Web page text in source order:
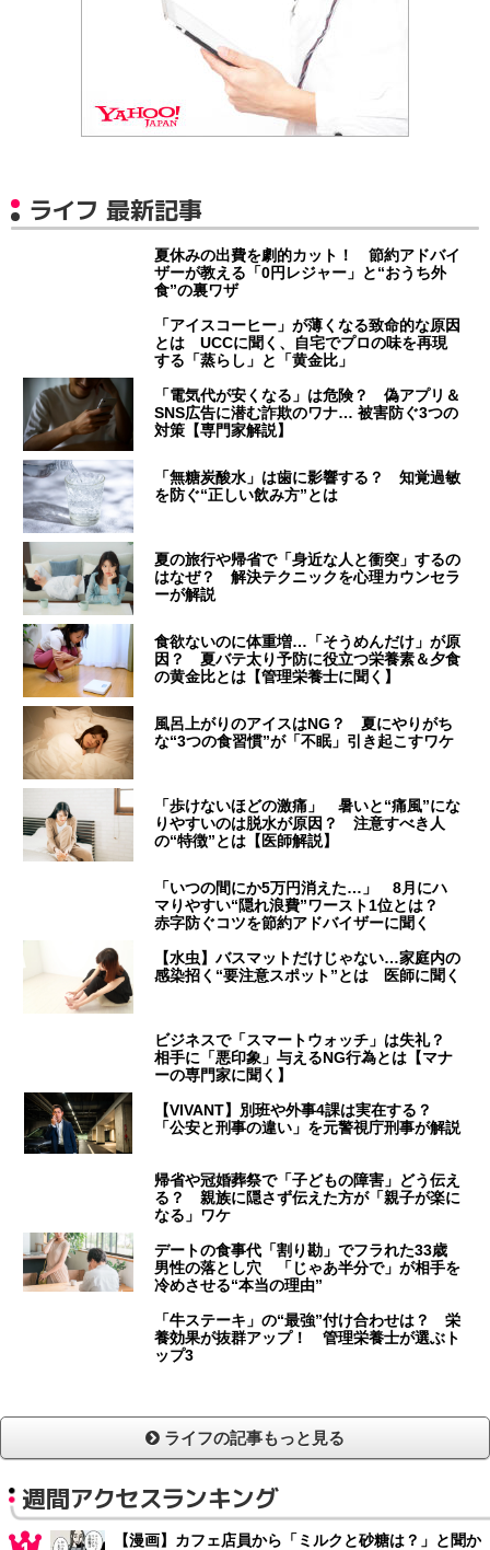
ライフ 最新記事
夏休みの出費を劇的カット！ 節約アドバイ
ザーが教える「0円レジャー」と“おうち外
食”の裏ワザ
「アイスコーヒー」が薄くなる致命的な原因
とは UCCに聞く、自宅でプロの味を再現
する「蒸らし」と「黄金比」
「電気代が安くなる」は危険？ 偽アプリ＆
SNS広告に潜む詐欺のワナ… 被害防ぐ3つの
対策【専門家解説】
「無糖炭酸水」は歯に影響する？ 知覚過敏
を防ぐ“正しい飲み方”とは
夏の旅行や帰省で「身近な人と衝突」するの
はなぜ？ 解決テクニックを心理カウンセラ
ーが解説
食欲ないのに体重増…「そうめんだけ」が原
因？ 夏バテ太り予防に役立つ栄養素＆夕食
の黄金比とは【管理栄養士に聞く】
風呂上がりのアイスはNG？ 夏にやりがち
な“3つの食習慣”が「不眠」引き起こすワケ
「歩けないほどの激痛」 暑いと“痛風”にな
りやすいのは脱水が原因？ 注意すべき人
の“特徴”とは【医師解説】
「いつの間にか5万円消えた…」 8月にハ
マりやすい“隠れ浪費”ワースト1位とは？
赤字防ぐコツを節約アドバイザーに聞く
【水虫】バスマットだけじゃない…家庭内の
感染招く“要注意スポット”とは 医師に聞く
ビジネスで「スマートウォッチ」は失礼？
相手に「悪印象」与えるNG行為とは【マナ
ーの専門家に聞く】
【VIVANT】別班や外事4課は実在する？
「公安と刑事の違い」を元警視庁刑事が解説
帰省や冠婚葬祭で「子どもの障害」どう伝え
る？ 親族に隠さず伝えた方が「親子が楽に
なる」ワケ
デートの食事代「割り勘」でフラれた33歳
男性の落とし穴 「じゃあ半分で」が相手を
冷めさせる“本当の理由”
「牛ステーキ」の“最強”付け合わせは？ 栄
養効果が抜群アップ！ 管理栄養士が選ぶト
ップ3
ライフの記事もっと見る
週間アクセスランキング
【漫画】カフェ店員から「ミルクと砂糖は？」と聞か